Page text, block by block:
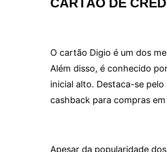
CARTÃO DE
O cartão Digio é um dos
Além disso, é conhecido
inicial alto. Destaca-se
cashback para compras
Apesar da popularidade